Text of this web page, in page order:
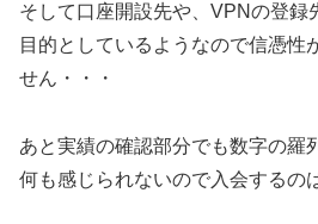
そして口座開設先や、VPNの登録
目的としているようなので信憑性
せん・・・
あと実績の確認部分でも数字の羅
何も感じられないので入会するの